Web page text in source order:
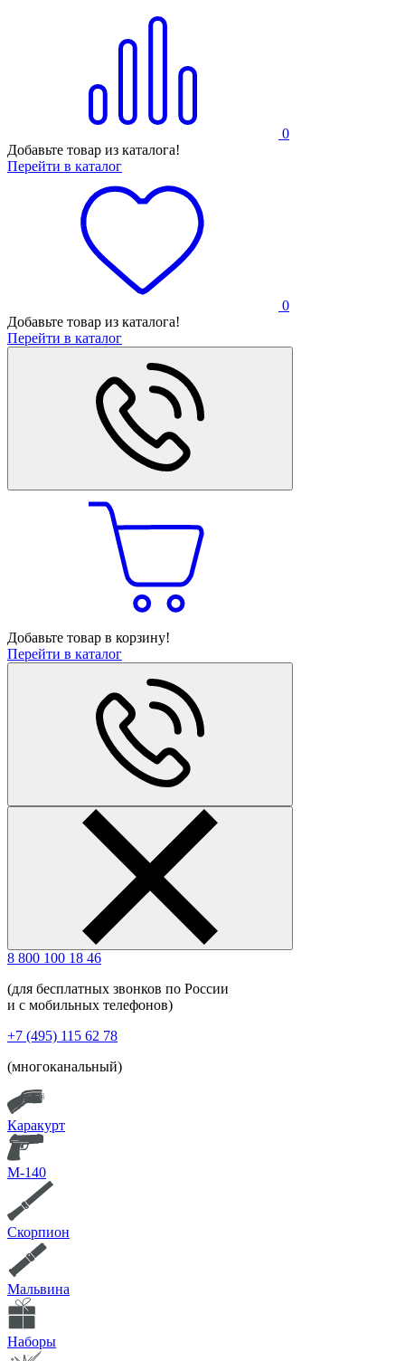
0
Добавьте товар из каталога!
Перейти в каталог
0
Добавьте товар из каталога!
Перейти в каталог
Добавьте товар в корзину!
Перейти в каталог
8 800 100 18 46
(для бесплатных звонков по России
и с мобильных телефонов)
+7 (495) 115 62 78
(многоканальный)
Каракурт
М-140
Скорпион
Мальвина
Наборы